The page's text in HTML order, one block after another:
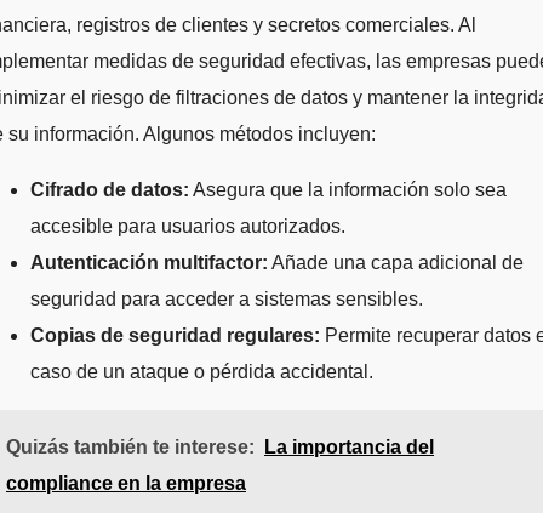
registros de clientes y secretos comerciales. Al
medidas de seguridad efectivas, las empresas
el riesgo de filtraciones de datos y mantener la
su información. Algunos métodos incluyen:
Cifrado de datos: Asegura que la información solo sea
accesible para usuarios autorizados.
Autenticación multifactor: Añade una capa adicional de
seguridad para acceder a sistemas sensibles.
Copias de seguridad regulares: Permite recuperar datos
caso de un ataque o pérdida accidental.
Quizás también te interese:
La importancia del
compliance en la empresa